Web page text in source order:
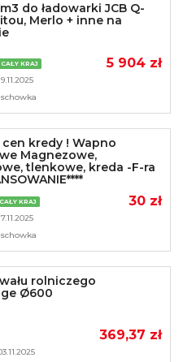
do ładowarki JCB Q-
Merlo + inne na
5 904 zł
CAŁY KRAJ
kredy ! Wapno
Magnezowe,
tlenkowe, kreda -F-ra
30 zł
CAŁY KRAJ
rolniczego
Ø600
369,37 zł